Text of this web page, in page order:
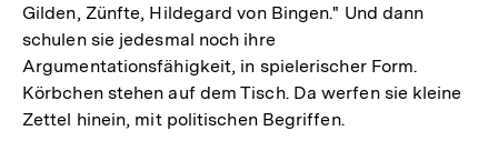
Gilden, Zünfte, Hildegard von Bingen." Und dann
schulen sie jedesmal noch ihre
Argumentationsfähigkeit, in spielerischer Form.
Körbchen stehen auf dem Tisch. Da werfen sie kleine
Zettel hinein, mit politischen Begriffen.